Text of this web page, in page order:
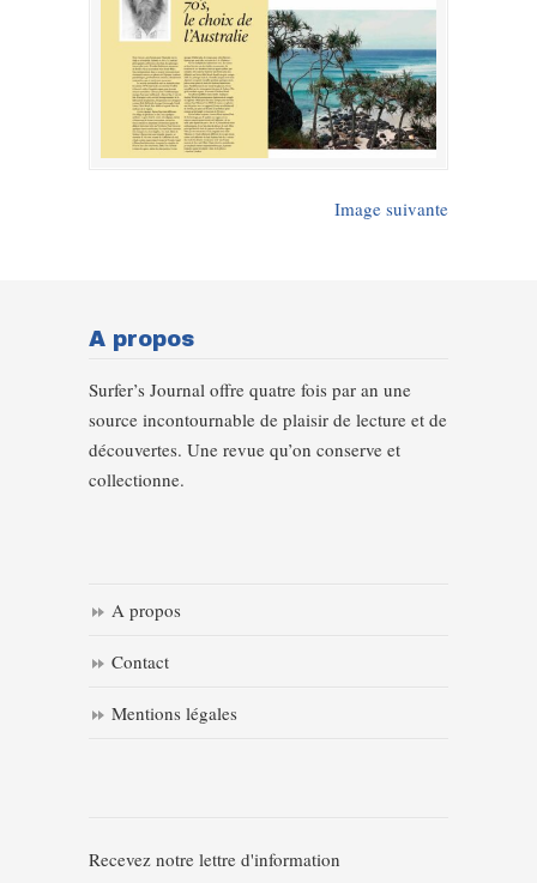
Image suivante
A propos
Surfer’s Journal offre quatre fois par an une
source incontournable de plaisir de lecture et de
découvertes. Une revue qu’on conserve et
collectionne.
A propos
Contact
Mentions légales
Recevez notre lettre d'information